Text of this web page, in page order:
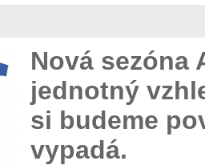
Nová sezóna
jednotný
si budeme
vypadá.